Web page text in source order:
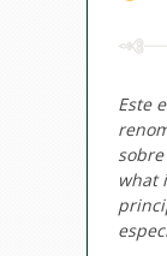
Este
what